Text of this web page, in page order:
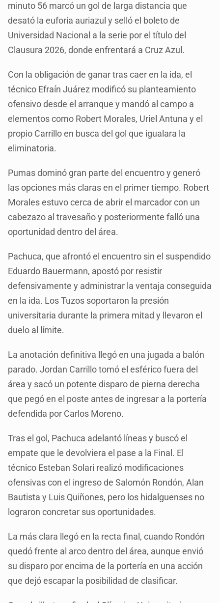
minuto 56 marcó un gol de larga distancia que
desató la euforia auriazul y selló el boleto de
Universidad Nacional a la serie por el título del
Clausura 2026, donde enfrentará a Cruz Azul.
Con la obligación de ganar tras caer en la ida, el
técnico Efraín Juárez modificó su planteamiento
ofensivo desde el arranque y mandó al campo a
elementos como Robert Morales, Uriel Antuna y el
propio Carrillo en busca del gol que igualara la
eliminatoria.
Pumas dominó gran parte del encuentro y generó
las opciones más claras en el primer tiempo. Robert
Morales estuvo cerca de abrir el marcador con un
cabezazo al travesaño y posteriormente falló una
oportunidad dentro del área.
Pachuca, que afrontó el encuentro sin el suspendido
Eduardo Bauermann, apostó por resistir
defensivamente y administrar la ventaja conseguida
en la ida. Los Tuzos soportaron la presión
universitaria durante la primera mitad y llevaron el
duelo al límite.
La anotación definitiva llegó en una jugada a balón
parado. Jordan Carrillo tomó el esférico fuera del
área y sacó un potente disparo de pierna derecha
que pegó en el poste antes de ingresar a la portería
defendida por Carlos Moreno.
Tras el gol, Pachuca adelantó líneas y buscó el
empate que le devolviera el pase a la Final. El
técnico Esteban Solari realizó modificaciones
ofensivas con el ingreso de Salomón Rondón, Alan
Bautista y Luis Quiñones, pero los hidalguenses no
lograron concretar sus oportunidades.
La más clara llegó en la recta final, cuando Rondón
quedó frente al arco dentro del área, aunque envió
su disparo por encima de la portería en una acción
que dejó escapar la posibilidad de clasificar.